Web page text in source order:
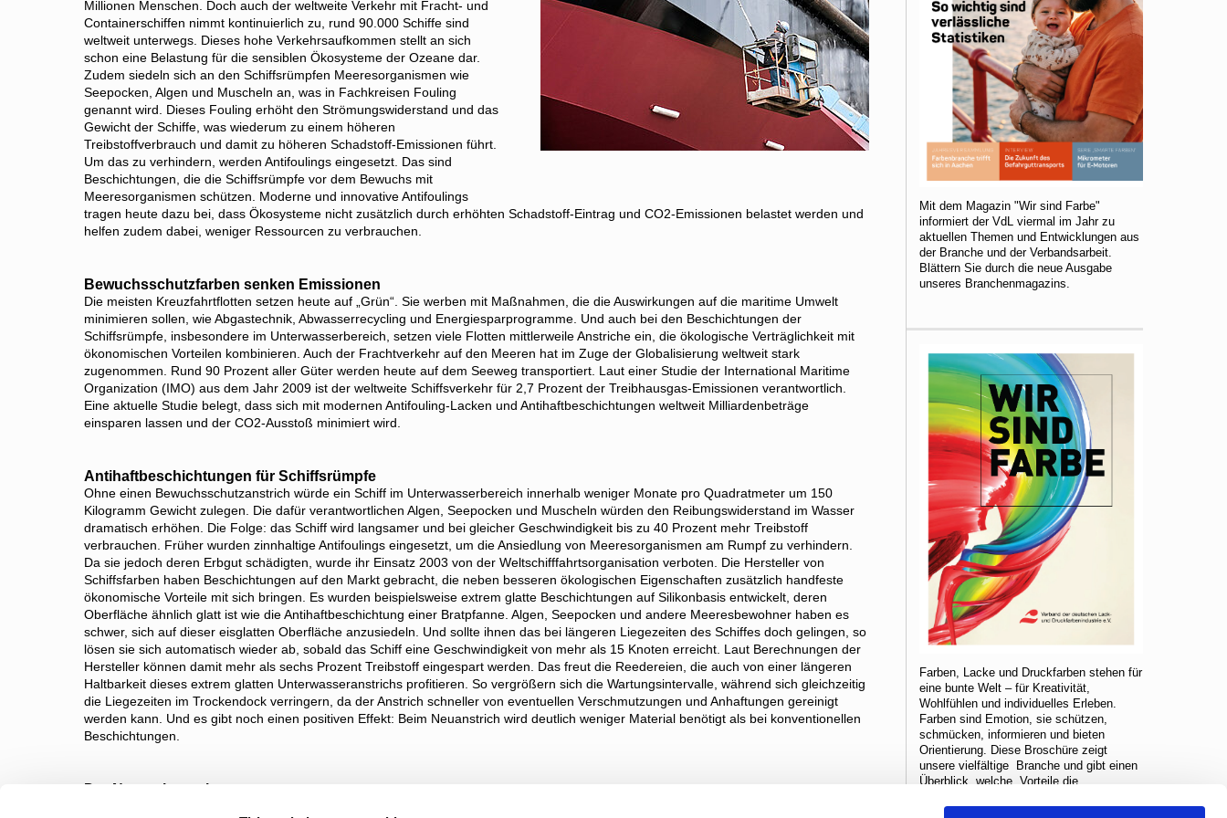
Millionen Menschen. Doch auch der weltweite Verkehr mit Fracht- und
Containerschiffen nimmt kontinuierlich zu, rund 90.000 Schiffe sind
weltweit unterwegs. Dieses hohe Verkehrsaufkommen stellt an sich
schon eine Belastung für die sensiblen Ökosysteme der Ozeane dar.
Zudem siedeln sich an den Schiffsrümpfen Meeresorganismen wie
Seepocken, Algen und Muscheln an, was in Fachkreisen Fouling
genannt wird. Dieses Fouling erhöht den Strömungswiderstand und das
Gewicht der Schiffe, was wiederum zu einem höheren
Treibstoffverbrauch und damit zu höheren Schadstoff-Emissionen führt.
Um das zu verhindern, werden Antifoulings eingesetzt. Das sind
Beschichtungen, die die Schiffsrümpfe vor dem Bewuchs mit
Meeresorganismen schützen. Moderne und innovative Antifoulings
tragen heute dazu bei, dass Ökosysteme nicht zusätzlich durch erhöhten Schadstoff-Eintrag und CO2-Emissionen belastet werden und
helfen zudem dabei, weniger Ressourcen zu verbrauchen.
Bewuchsschutzfarben senken Emissionen
Die meisten Kreuzfahrtflotten setzen heute auf „Grün“. Sie werben mit Maßnahmen, die die Auswirkungen auf die maritime Umwelt
minimieren sollen, wie Abgastechnik, Abwasserrecycling und Energiesparprogramme. Und auch bei den Beschichtungen der
Schiffsrümpfe, insbesondere im Unterwasserbereich, setzen viele Flotten mittlerweile Anstriche ein, die ökologische Verträglichkeit mit
ökonomischen Vorteilen kombinieren. Auch der Frachtverkehr auf den Meeren hat im Zuge der Globalisierung weltweit stark
zugenommen. Rund 90 Prozent aller Güter werden heute auf dem Seeweg transportiert. Laut einer Studie der International Maritime
Organization (IMO) aus dem Jahr 2009 ist der weltweite Schiffsverkehr für 2,7 Prozent der Treibhausgas-Emissionen verantwortlich.
Eine aktuelle Studie belegt, dass sich mit modernen Antifouling-Lacken und Antihaftbeschichtungen weltweit Milliardenbeträge
einsparen lassen und der CO2-Ausstoß minimiert wird.
Antihaftbeschichtungen für Schiffsrümpfe
Ohne einen Bewuchsschutzanstrich würde ein Schiff im Unterwasserbereich innerhalb weniger Monate pro Quadratmeter um 150
Kilogramm Gewicht zulegen. Die dafür verantwortlichen Algen, Seepocken und Muscheln würden den Reibungswiderstand im Wasser
dramatisch erhöhen. Die Folge: das Schiff wird langsamer und bei gleicher Geschwindigkeit bis zu 40 Prozent mehr Treibstoff
verbrauchen. Früher wurden zinnhaltige Antifoulings eingesetzt, um die Ansiedlung von Meeresorganismen am Rumpf zu verhindern.
Da sie jedoch deren Erbgut schädigten, wurde ihr Einsatz 2003 von der Weltschifffahrtsorganisation verboten. Die Hersteller von
Schiffsfarben haben Beschichtungen auf den Markt gebracht, die neben besseren ökologischen Eigenschaften zusätzlich handfeste
ökonomische Vorteile mit sich bringen. Es wurden beispielsweise extrem glatte Beschichtungen auf Silikonbasis entwickelt, deren
Oberfläche ähnlich glatt ist wie die Antihaftbeschichtung einer Bratpfanne. Algen, Seepocken und andere Meeresbewohner haben es
schwer, sich auf dieser eisglatten Oberfläche anzusiedeln. Und sollte ihnen das bei längeren Liegezeiten des Schiffes doch gelingen, so
lösen sie sich automatisch wieder ab, sobald das Schiff eine Geschwindigkeit von mehr als 15 Knoten erreicht. Laut Berechnungen der
Hersteller können damit mehr als sechs Prozent Treibstoff eingespart werden. Das freut die Reedereien, die auch von einer längeren
Haltbarkeit dieses extrem glatten Unterwasseranstrichs profitieren. So vergrößern sich die Wartungsintervalle, während sich gleichzeitig
die Liegezeiten im Trockendock verringern, da der Anstrich schneller von eventuellen Verschmutzungen und Anhaftungen gereinigt
werden kann. Und es gibt noch einen positiven Effekt: Beim Neuanstrich wird deutlich weniger Material benötigt als bei konventionellen
Beschichtungen.
Der Natur abgeschaut
Mit dem Magazin "Wir sind Farbe"
informiert der VdL viermal im Jahr zu
aktuellen Themen und Entwicklungen aus
der Branche und der Verbandsarbeit.
Blättern Sie durch die neue Ausgabe
unseres Branchenmagazins.
Farben, Lacke und Druckfarben stehen für
eine bunte Welt – für Kreativität,
Wohlfühlen und individuelles Erleben.
Farben sind Emotion, sie schützen,
schmücken, informieren und bieten
Orientierung. Diese Broschüre zeigt
unsere vielfältige Branche und gibt einen
Überblick, welche Vorteile die
starken Netzwerk hat.